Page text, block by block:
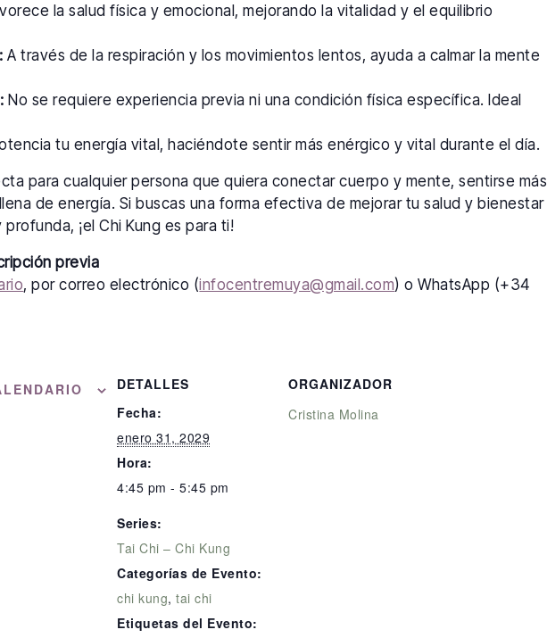
la salud física y emocional, mejorando la vitalidad y el equilibrio
A través de la respiración y los movimientos lentos, ayuda a calmar la mente
No se requiere experiencia previa ni una condición física específica. Ideal
tu energía vital, haciéndote sentir más enérgico y vital durante el día.
para cualquier persona que quiera conectar cuerpo y mente, sentirse más
de energía. Si buscas una forma efectiva de mejorar tu salud y bienestar
¡el Chi Kung es para ti!
previa
, por correo electrónico (infocentremuya@gmail.com) o WhatsApp (+34
DETALLES
Fecha:
enero 31, 2029
Hora:
4:45 pm - 5:45 pm
Series:
Tai Chi – Chi Kung
Categorías de Evento:
chi kung,tai chi
Etiquetas del Evento:
ORGANIZADOR
Cristina Molina